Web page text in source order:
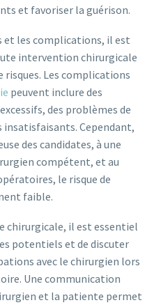
et favoriser la guérison.
et les complications, il est
intervention chirurgicale
Les complications
peuvent inclure des
des problèmes de
Cependant,
des candidates, à une
compétent, et au
le risque de
faible.
chirurgicale, il est essentiel
potentiels et de discuter
avec le chirurgien lors
Une communication
et la patiente permet